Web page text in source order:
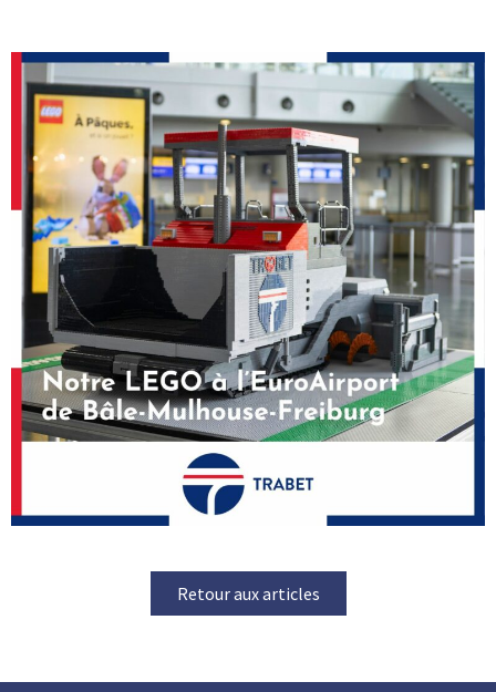
DANS LE HALL DE
L’EUROAIRPORT
Retour aux articles